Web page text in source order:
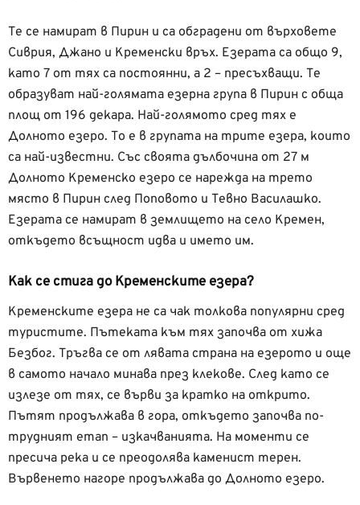
Те се намират в Пирин и са обградени от върховете
Сиврия, Джано и Кременски връх. Езерата са общо 9,
като 7 от тях са постоянни, а 2 – пресъхващи. Те
образуват най-голямата езерна група в Пирин с обща
площ от 196 декара. Най-голямото сред тях е
Долното езеро. То е в групата на трите езера, които
са най-известни. Със своята дълбочина от 27 м
Долното Кременско езеро се нарежда на трето
място в Пирин след Поповото и Тевно Василашко.
Езерата се намират в землището на село Кремен,
откъдето всъщност идва и името им.
Как се стига до Кременските езера?
Кременските езера не са чак толкова популярни сред
туристите. Пътеката към тях започва от хижа
Безбог. Тръгва се от лявата страна на езерото и още
в самото начало минава през клекове. След като се
излезе от тях, се върви за кратко на открито.
Пътят продължава в гора, откъдето започва по-
трудният етап – изкачванията. На моменти се
пресича река и се преодолява каменист терен.
Вървенето нагоре продължава до Долното езеро.